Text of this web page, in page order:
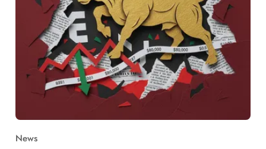
News